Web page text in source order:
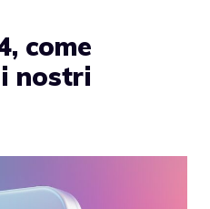
come
nostri